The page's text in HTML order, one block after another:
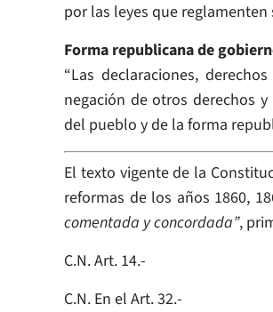
por las leyes que reglamenten
Forma republicana de
“Las declaraciones,
negación de otros derechos
del pueblo y de la forma
El texto vigente de la
reformas de los años 1860,
comentada y concordada”,
C.N. Art. 14.-
C.N. En el Art. 32.-